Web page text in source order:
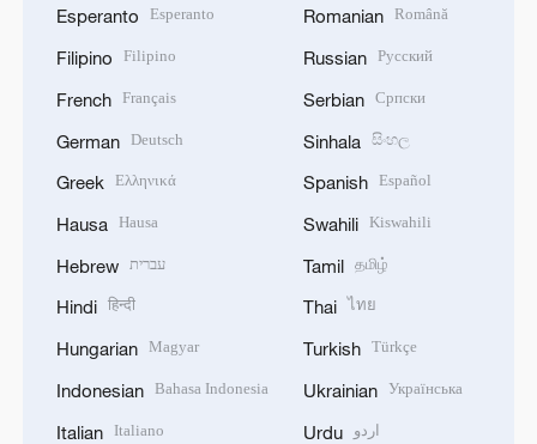
Esperanto Esperanto
Filipino Filipino
French Français
German Deutsch
Greek Ελληνικά
Hausa Hausa
Hebrew עברית
Hindi हिन्दी
Hungarian Magyar
Indonesian Bahasa Indonesia
Italian Italiano
Romanian Română
Russian Русский
Serbian Српски
Sinhala සිංහල
Spanish Español
Swahili Kiswahili
Tamil தமிழ்
Thai ไทย
Turkish Türkçe
Ukrainian Українська
Urdu اردو